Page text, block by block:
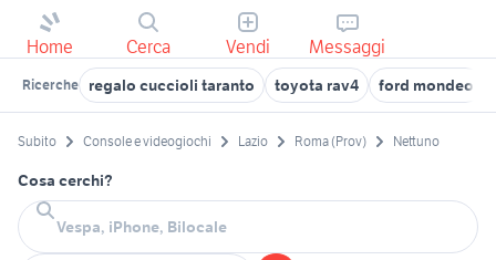
Home Cerca Vendi Messaggi
Ricerche regalo cuccioli taranto toyota rav4 ford mondeo
Subito Console e videogiochi Lazio Roma (Prov) Nettuno
Cosa cerchi?